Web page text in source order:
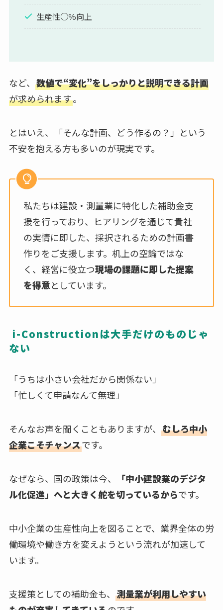
生産性○％向上
など、 数値で“変化”をしっかりと説明できる計画
が求められます。
とはいえ、「そんな計画、どう作るの？」という
不安を抱える方も多いのが現実です。
私たちは建設・測量業に特化した補助金支
援を行っており、ヒアリングを通じて貴社
の実情に即した、採択されるための計画書
作りをご支援します。机上の空論ではな
く、経営に役立つ現場の課題に即した提案
を得意としています。
i-Constructionは大手だけのものじゃ
ない
「うちは小さい会社だから関係ない」
「忙しくて申請なんて無理」
そんなお声を聞くこともありますが、 むしろ中小
企業こそチャンスです。
なぜなら、国の政策は今、
「中小建設業のデジタ
ル化促進」へと大きく舵を切っているからです。
中小企業の生産性向上を図ることで、業界全体の労
働環境や働き方を変えようという流れが加速して
います。
支援策としての補助金も、 測量業が利用しやすい